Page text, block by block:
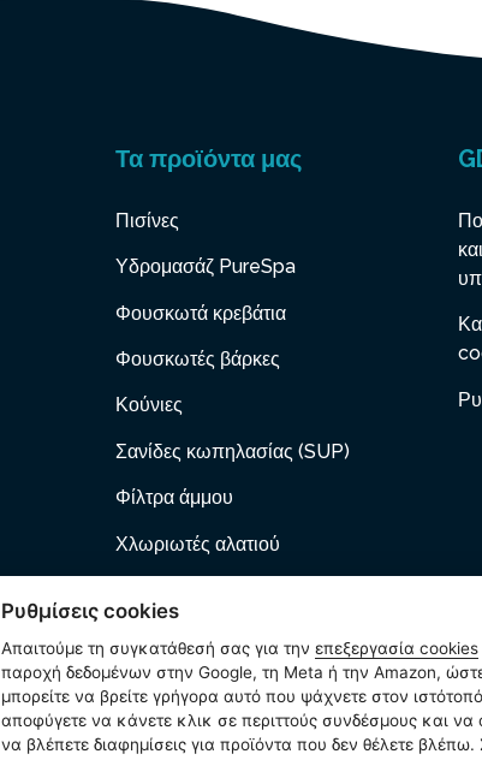
Τα προϊόντα μας
Πισίνες
Υδρομασάζ PureSpa
Φουσκωτά κρεβάτια
Φουσκωτές βάρκες
Κούνιες
Σανίδες κωπηλασίας (SUP)
Φίλτρα άμμου
Χλωριωτές αλατιού
Αντλίες φουσκώματος
Φουσκωτά έπιπλα
Κατοικίδια
Ρυθμίσεις cookies
Απαιτούμε τη συγκατάθεσή σας για την επεξεργασία cookies
παροχή δεδομένων στην Google, τη Meta ή την Amazon,
μπορείτε να βρείτε γρήγορα αυτό που ψάχνετε στον
αποφύγετε να κάνετε κλικ σε περιττούς συνδέσμους και να
να βλέπετε διαφημίσεις για προϊόντα που δεν θέλετε